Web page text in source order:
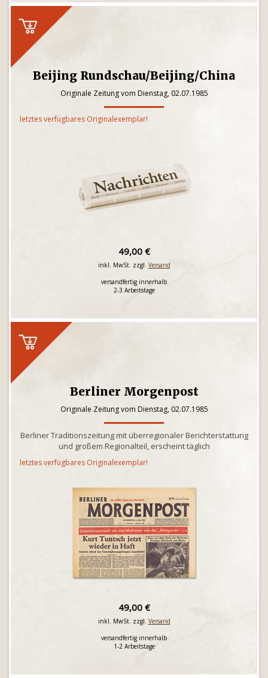
Beijing Rundschau/Beijing/China
Originale Zeitung vom Dienstag, 02.07.1985
letztes verfügbares Originalexemplar!
49,00 €
inkl. MwSt. zzgl. Versand
versandfertig innerhalb
2-3 Arbeitstage
Berliner Morgenpost
Originale Zeitung vom Dienstag, 02.07.1985
Berliner Traditionszeitung mit überregionaler Berichterstattung
und großem Regionalteil, erscheint täglich
letztes verfügbares Originalexemplar!
49,00 €
inkl. MwSt. zzgl. Versand
versandfertig innerhalb
1-2 Arbeitstage